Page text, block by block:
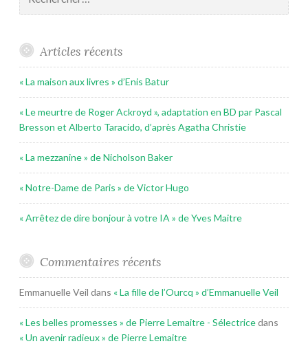
Articles récents
« La maison aux livres » d’Enis Batur
« Le meurtre de Roger Ackroyd », adaptation en BD par Pascal
Bresson et Alberto Taracido, d’après Agatha Christie
« La mezzanine » de Nicholson Baker
« Notre-Dame de Paris » de Victor Hugo
« Arrêtez de dire bonjour à votre IA » de Yves Maitre
Commentaires récents
Emmanuelle Veil dans « La fille de l’Ourcq » d’Emmanuelle Veil
« Les belles promesses » de Pierre Lemaitre - Sélectricedans
« Un avenir radieux » de Pierre Lemaitre